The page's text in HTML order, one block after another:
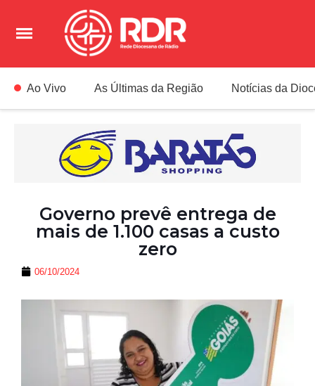
Ao Vivo As Últimas da Região Notícias da
Governo prevê entrega de
mais de 1.100 casas a custo
zero
06/10/2024